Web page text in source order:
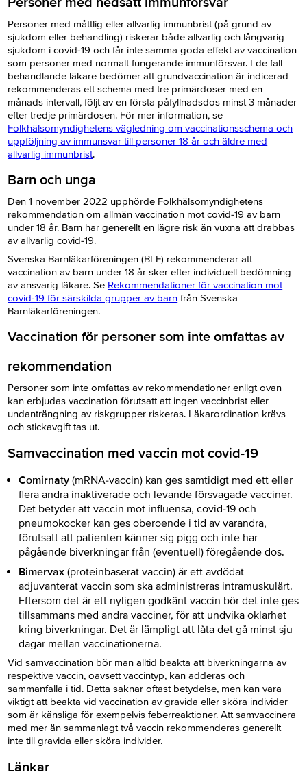
Personer med måttlig eller allvarlig immunbrist (på grund av
sjukdom eller behandling) riskerar både allvarlig och långvarig
sjukdom i covid-19 och får inte samma goda effekt av vaccination
som personer med normalt fungerande immunförsvar. I de fall
behandlande läkare bedömer att grundvaccination är indicerad
rekommenderas ett schema med tre primärdoser med en
månads intervall, följt av en första påfyllnadsdos minst 3 månader
efter tredje primärdosen. För mer information, se
Folkhälsomyndighetens vägledning om vaccinationsschema och
uppföljning av immunsvar till personer 18 år och äldre med
allvarlig immunbrist.
Barn och unga
Den 1 november 2022 upphörde Folkhälsomyndighetens
rekommendation om allmän vaccination mot covid-19 av barn
under 18 år. Barn har generellt en lägre risk än vuxna att drabbas
av allvarlig covid-19.
Svenska Barnläkarföreningen (BLF) rekommenderar att
vaccination av barn under 18 år sker efter individuell bedömning
av ansvarig läkare. Se Rekommendationer för vaccination mot
covid-19 för särskilda grupper av barn från Svenska
Barnläkarföreningen.
Vaccination för personer som inte omfattas av
rekommendation
Personer som inte omfattas av rekommendationer enligt ovan
kan erbjudas vaccination förutsatt att ingen vaccinbrist eller
undanträngning av riskgrupper riskeras. Läkarordination krävs
och stickavgift tas ut.
Samvaccination med vaccin mot covid-19
Comirnaty(mRNA-vaccin) kan ges samtidigt med ett eller
flera andra inaktiverade och levande försvagade vacciner.
Det betyder att vaccin mot influensa, covid-19 och
pneumokocker kan ges oberoende i tid av varandra,
förutsatt att patienten känner sig pigg och inte har
pågående biverkningar från (eventuell) föregående dos.
Bimervax(proteinbaserat vaccin) är ett avdödat
adjuvanterat vaccin som ska administreras intramuskulärt.
Eftersom det är ett nyligen godkänt vaccin bör det inte ges
tillsammans med andra vacciner, för att undvika oklarhet
kring biverkningar. Det är lämpligt att låta det gå minst sju
dagar mellan vaccinationerna.
Vid samvaccination bör man alltid beakta att biverkningarna av
respektive vaccin, oavsett vaccintyp, kan adderas och
sammanfalla i tid. Detta saknar oftast betydelse, men kan vara
viktigt att beakta vid vaccination av gravida eller sköra individer
som är känsliga för exempelvis feberreaktioner. Att samvaccinera
med mer än sammanlagt två vaccin rekommenderas generellt
inte till gravida eller sköra individer.
Länkar